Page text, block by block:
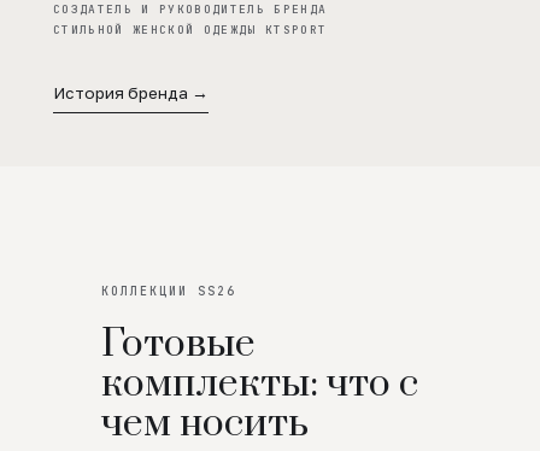
СОЗДАТЕЛЬ И РУКОВОДИТЕЛЬ БРЕНДА
СТИЛЬНОЙ ЖЕНСКОЙ ОДЕЖДЫ KTSPORT
История бренда →
КОЛЛЕКЦИИ SS26
Готовые
комплекты: что с
чем носить